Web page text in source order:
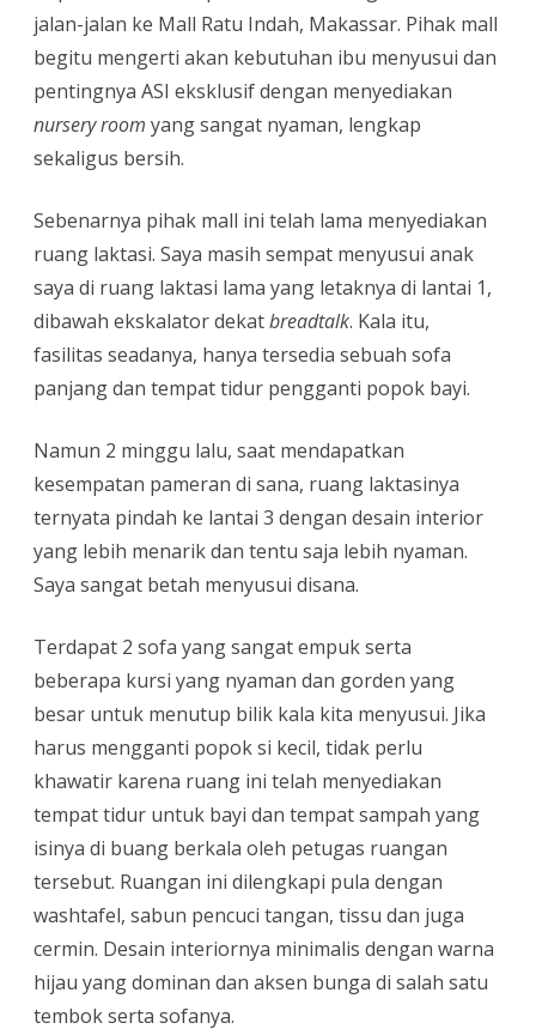
jalan-jalan ke Mall Ratu Indah, Makassar. Pihak mall
begitu mengerti akan kebutuhan ibu menyusui dan
pentingnya ASI eksklusif dengan menyediakan
nursery room yang sangat nyaman, lengkap
sekaligus bersih.
Sebenarnya pihak mall ini telah lama menyediakan
ruang laktasi. Saya masih sempat menyusui anak
saya di ruang laktasi lama yang letaknya di lantai 1,
dibawah ekskalator dekatbreadtalk. Kala itu,
fasilitas seadanya, hanya tersedia sebuah sofa
panjang dan tempat tidur pengganti popok bayi.
Namun 2 minggu lalu, saat mendapatkan
kesempatan pameran di sana, ruang laktasinya
ternyata pindah ke lantai 3 dengan desain interior
yang lebih menarik dan tentu saja lebih nyaman.
Saya sangat betah menyusui disana.
Terdapat 2 sofa yang sangat empuk serta
beberapa kursi yang nyaman dan gorden yang
besar untuk menutup bilik kala kita menyusui. Jika
harus mengganti popok si kecil, tidak perlu
khawatir karena ruang ini telah menyediakan
tempat tidur untuk bayi dan tempat sampah yang
isinya di buang berkala oleh petugas ruangan
tersebut. Ruangan ini dilengkapi pula dengan
washtafel, sabun pencuci tangan, tissu dan juga
cermin. Desain interiornya minimalis dengan warna
hijau yang dominan dan aksen bunga di salah satu
tembok serta sofanya.